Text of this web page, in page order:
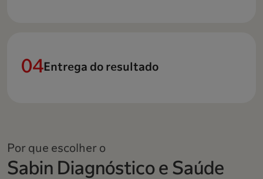
Entrega do resultado
Por que escolher o
Sabin Diagnóstico e Saúde